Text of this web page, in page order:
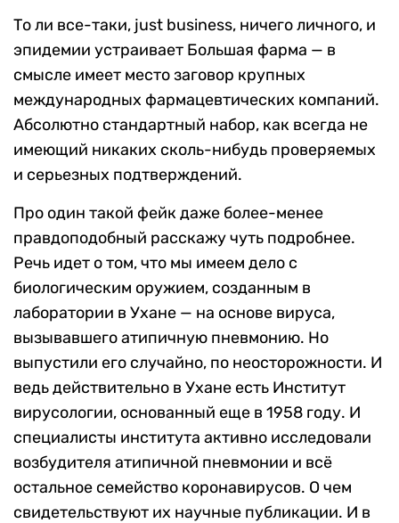
То ли все-таки, just business, ничего личного, и
эпидемии устраивает Большая фарма — в
смысле имеет место заговор крупных
международных фармацевтических компаний.
Абсолютно стандартный набор, как всегда не
имеющий никаких сколь-нибудь проверяемых
и серьезных подтверждений.
Про один такой фейк даже более-менее
правдоподобный расскажу чуть подробнее.
Речь идет о том, что мы имеем дело с
биологическим оружием, созданным в
лаборатории в Ухане — на основе вируса,
вызывавшего атипичную пневмонию. Но
выпустили его случайно, по неосторожности. И
ведь действительно в Ухане есть Институт
вирусологии, основанный еще в 1958 году. И
специалисты института активно исследовали
возбудителя атипичной пневмонии и всё
остальное семейство коронавирусов. О чем
свидетельствуют их научные публикации. И в